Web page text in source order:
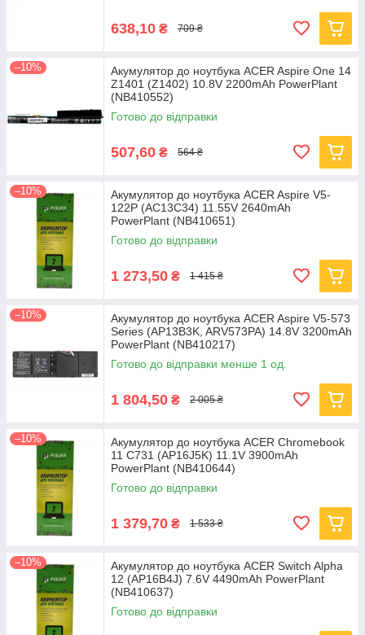
638,10 ₴ 709 ₴
–10%
Акумулятор до ноутбука ACER Aspire One 14
Z1401 (Z1402) 10.8V 2200mAh PowerPlant
(NB410552)
Готово до відправки
507,60 ₴ 564 ₴
–10%
Акумулятор до ноутбука ACER Aspire V5-
122P (AC13C34) 11.55V 2640mAh
PowerPlant (NB410651)
Готово до відправки
1 273,50 ₴ 1 415 ₴
–10%
Акумулятор до ноутбука ACER Aspire V5-573
Series (AP13B3K, ARV573PA) 14.8V 3200mAh
PowerPlant (NB410217)
Готово до відправки менше 1 од.
1 804,50 ₴ 2 005 ₴
–10%
Акумулятор до ноутбука ACER Chromebook
11 C731 (AP16J5K) 11.1V 3900mAh
PowerPlant (NB410644)
Готово до відправки
1 379,70 ₴ 1 533 ₴
–10%
Акумулятор до ноутбука ACER Switch Alpha
12 (AP16B4J) 7.6V 4490mAh PowerPlant
(NB410637)
Готово до відправки